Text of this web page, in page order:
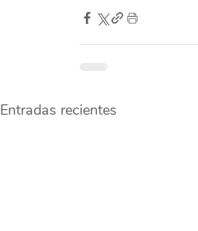
Entradas recientes